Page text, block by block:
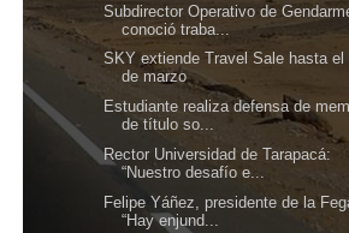
Subdirector Operativo de
conoció traba...
SKY extiende Travel Sale hasta el
de marzo
Estudiante realiza defensa de
de título so...
Rector Universidad de Tarapacá:
“Nuestro desafío e...
Felipe Yáñez, presidente de la
“Hay enjund...